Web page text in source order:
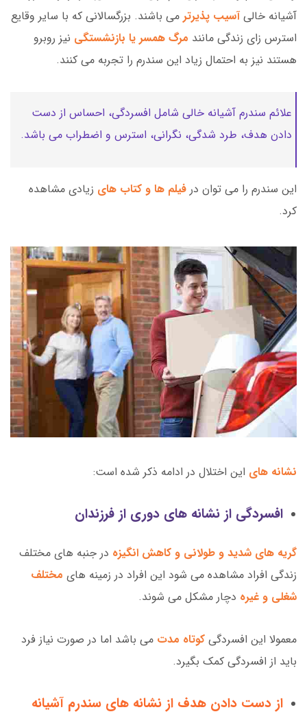
آشیانه خالیآسیب پذیرتر می باشند. بزرگسالانی که با سایر وقایع
استرس زای زندگی مانند مرگ همسر یا بازنشستگی نیز روبرو
هستند نیز به احتمال زیاد این سندرم را تجربه می کنند.
علائم سندرم آشیانه خالی شامل افسردگی، احساس از دست
دادن هدف، طرد شدگی، نگرانی، استرس و اضطراب می باشد.
این سندرم را می توان در فیلم ها و کتاب های زیادی مشاهده
کرد.
نشانه های این اختلال در ادامه ذکر شده است:
افسردگی از نشانه های دوری از فرزندان
گریه های شدید و طولانی و کاهش انگیزه در جنبه های مختلف
زندگی افراد مشاهده می شود این افراد در زمینه های مختلف
شغلی و غیره دچار مشکل می شوند.
معمولا این افسردگی کوتاه مدت می باشد اما در صورت نیاز فرد
باید از افسردگی کمک بگیرد.
از دست دادن هدف از نشانه های سندرم آشیانه